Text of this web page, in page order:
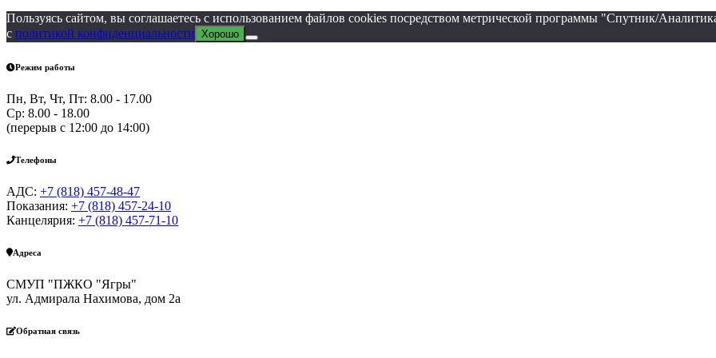
Пользуясь сайтом, вы соглашаетесь с использованием файлов cookies посредством метрической программы "Спутник/
с политикой конфиденциальности Хорошо
Режим работы
Пн, Вт, Чт, Пт: 8.00 - 17.00
Ср: 8.00 - 18.00
(перерыв с 12:00 до 14:00)
Телефоны
АДС: +7 (818) 457-48-47
Показания: +7 (818) 457-24-10
Канцелярия: +7 (818) 457-71-10
Адреса
СМУП "ПЖКО "Ягры"
ул. Адмирала Нахимова, дом 2а
Обратная связь